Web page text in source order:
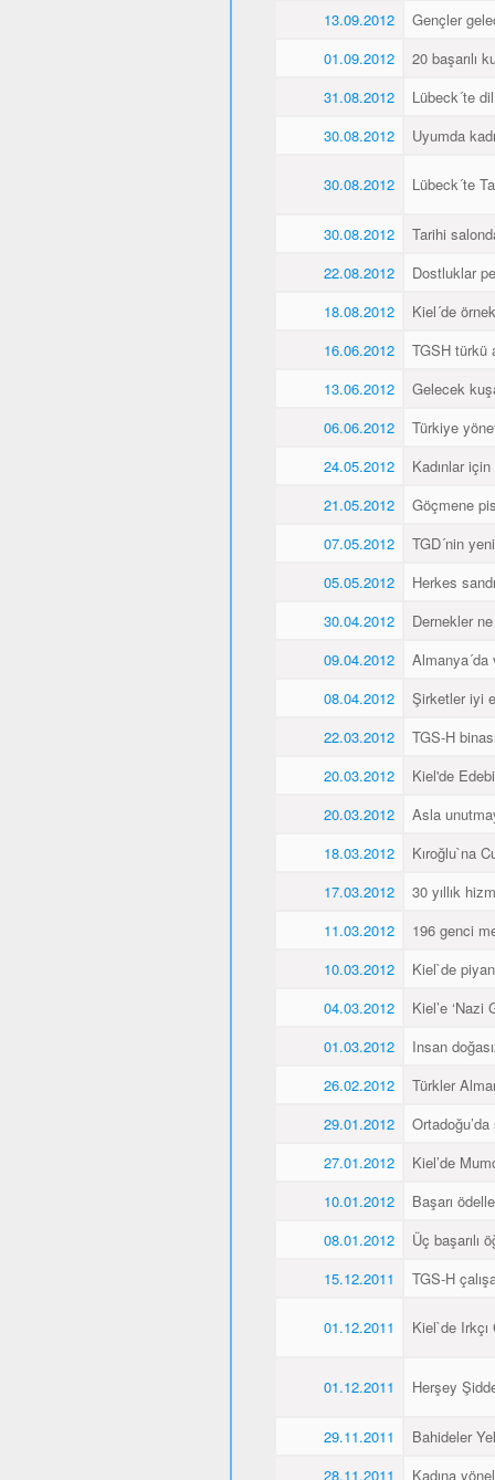
13.09.2012
Gençler
01.09.2012
20 başarılı
31.08.2012
Lübeck´te
30.08.2012
Uyumda
30.08.2012 Lübeck´te
30.08.2012
Tarihi
22.08.2012
Dostluklar
18.08.2012
Kiel´de
16.06.2012
TGSH türkü
13.06.2012
Gelecek
06.06.2012
Türkiye
24.05.2012
Kadınlar
21.05.2012
Göçmene
07.05.2012
TGD´nin
05.05.2012
Herkes
30.04.2012
Dernekler
09.04.2012
Almanya´da
08.04.2012
Şirketler iyi
22.03.2012
TGS-H
20.03.2012
Kiel'de
20.03.2012
Asla
18.03.2012
Kıroğlu`na
17.03.2012
30 yıllık
11.03.2012
196 genci
10.03.2012
Kiel`de
04.03.2012
Kiel’e ‘Nazi
01.03.2012
Insan
26.02.2012
Türkler
29.01.2012
27.01.2012
Kiel’de
10.01.2012
Başarı
08.01.2012
Üç başarılı
15.12.2011
TGS-H
01.12.2011 Kiel`de Irkçı
01.12.2011 Herşey
29.11.2011
Bahideler
28.11.2011
Kadına